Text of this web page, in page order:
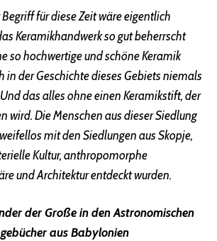
für diese Zeit wäre eigentlich
Keramikhandwerk so gut beherrscht
so hochwertige und schöne Keramik
in der Geschichte dieses Gebiets niemals
das alles ohne einen Keramikstift, der
wird. Die Menschen aus dieser Siedlung
mit den Siedlungen aus Skopje,
Kultur, anthropomorphe
und Architektur entdeckt wurden.
der Große in den Astronomischen
aus Babylonien